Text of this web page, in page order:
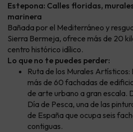
Estepona: Calles floridas,
marinera
Bañada por el Mediterráneo y
Sierra Bermeja, ofrece más de 20
centro histórico idílico.
Lo que no te puedes perder:
Ruta de los Murales
más de 60 fachadas de
de arte urbano a gran escala.
Día de Pesca, una de las
de España que ocupa seis
contiguas.